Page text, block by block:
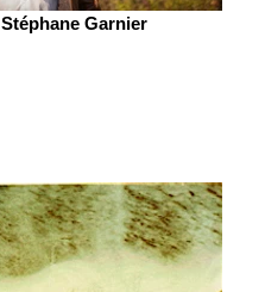
Stéphane Garnier